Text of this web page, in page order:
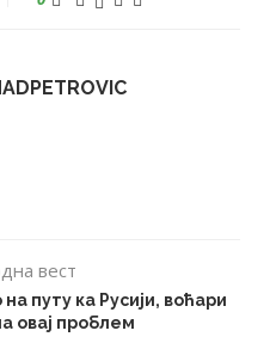
вест
путу ка Русији, воћари
овај проблем